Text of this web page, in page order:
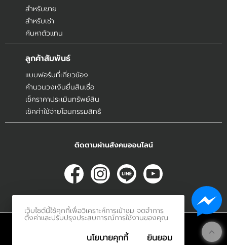
สำหรับขาย
สำหรับเช่า
ค้นหาตัวแทน
ลูกค้าสัมพันธ์
แบบฟอร์มที่เกี่ยวข้อง
คำนวนวงเงินยื่นสินเชื่อ
เช็คราคาประเมินทรัพย์สิน
เช็คค่าใช้จ่ายโอนกรรมสิทธิ์
ติดตามผ่านสังคมออนไลน์
Innerethai.com All Rights Reserved.
เว็บไซต์นี้ใช้คุกกี้เพื่อวิเคราะห์การเข้าชม จดจำการ
ตั้งค่าและปรับปรุงประสบการณ์การใช้งานของคุณ
นโยบายคุกกี้ ยินยอม